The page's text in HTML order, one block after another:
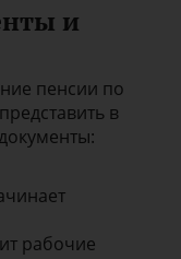
и
пенсии по
в
рабочие